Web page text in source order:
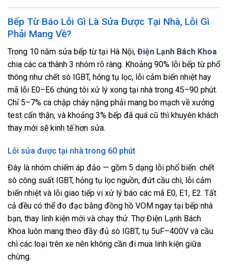
Bếp Từ Báo Lỗi Gì Là Sửa Được Tại Nhà, Lỗi Gì
Phải Mang Về?
Trong 10 năm sửa bếp từ tại Hà Nội, Điện Lạnh Bách Khoa
chia các ca thành 3 nhóm rõ ràng. Khoảng 90% lỗi bếp từ phổ
thông như chết sò IGBT, hỏng tụ lọc, lỗi cảm biến nhiệt hay
mã lỗi E0–E6 chúng tôi xử lý xong tại nhà trong 45–90 phút.
Chỉ 5–7% ca chập cháy nặng phải mang bo mạch về xưởng
test cẩn thận, và khoảng 3% bếp đã quá cũ thì khuyên khách
thay mới sẽ kinh tế hơn sửa.
Lỗi sửa được tại nhà trong 60 phút
Đây là nhóm chiếm áp đảo — gồm 5 dạng lỗi phổ biến: chết
sò công suất IGBT, hỏng tụ lọc nguồn, đứt cầu chì, lỗi cảm
biến nhiệt và lỗi giao tiếp vi xử lý báo các mã E0, E1, E2. Tất
cả đều có thể đo đạc bằng đồng hồ VOM ngay tại bếp nhà
bạn, thay linh kiện mới và chạy thử. Thợ Điện Lạnh Bách
Khoa luôn mang theo đầy đủ sò IGBT, tụ 5uF–400V và cầu
chì các loại trên xe nên không cần đi mua linh kiện giữa
chừng.